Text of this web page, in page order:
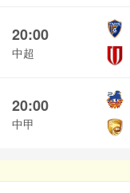
20:00
中超
20:00
中甲